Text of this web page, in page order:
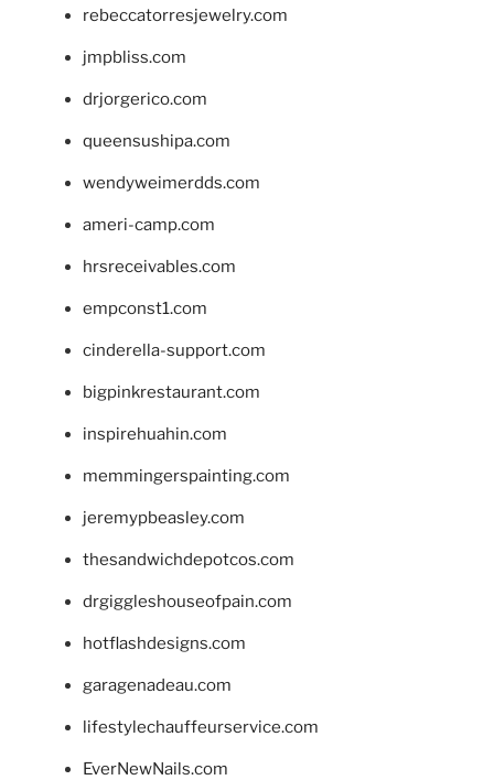
rebeccatorresjewelry.com
jmpbliss.com
drjorgerico.com
queensushipa.com
wendyweimerdds.com
ameri-camp.com
hrsreceivables.com
empconst1.com
cinderella-support.com
bigpinkrestaurant.com
inspirehuahin.com
memmingerspainting.com
jeremypbeasley.com
thesandwichdepotcos.com
drgiggleshouseofpain.com
hotflashdesigns.com
garagenadeau.com
lifestylechauffeurservice.com
EverNewNails.com